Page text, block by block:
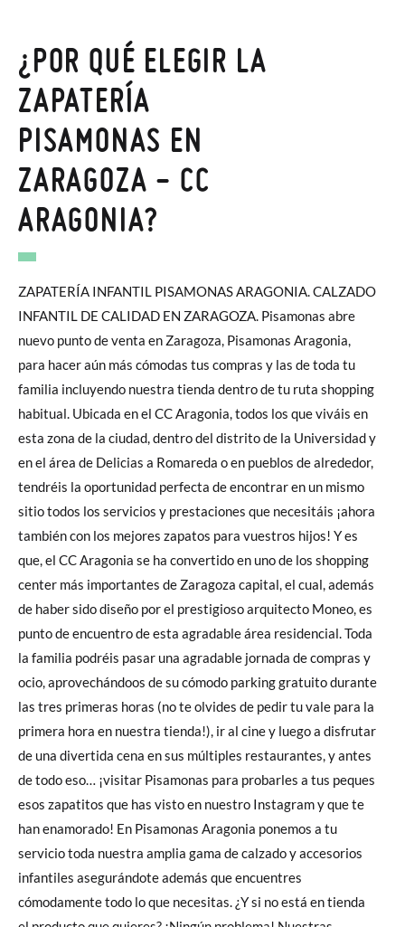
¿POR QUÉ ELEGIR LA
ZAPATERÍA
PISAMONAS EN
ZARAGOZA - CC
ARAGONIA?
ZAPATERÍA INFANTIL PISAMONAS ARAGONIA. CALZADO
INFANTIL DE CALIDAD EN ZARAGOZA. Pisamonas abre
nuevo punto de venta en Zaragoza, Pisamonas Aragonia,
para hacer aún más cómodas tus compras y las de toda tu
familia incluyendo nuestra tienda dentro de tu ruta shopping
habitual. Ubicada en el CC Aragonia, todos los que viváis en
esta zona de la ciudad, dentro del distrito de la Universidad y
en el área de Delicias a Romareda o en pueblos de alrededor,
tendréis la oportunidad perfecta de encontrar en un mismo
sitio todos los servicios y prestaciones que necesitáis ¡ahora
también con los mejores zapatos para vuestros hijos! Y es
que, el CC Aragonia se ha convertido en uno de los shopping
center más importantes de Zaragoza capital, el cual, además
de haber sido diseño por el prestigioso arquitecto Moneo, es
punto de encuentro de esta agradable área residencial. Toda
la familia podréis pasar una agradable jornada de compras y
ocio, aprovechándoos de su cómodo parking gratuito durante
las tres primeras horas (no te olvides de pedir tu vale para la
primera hora en nuestra tienda!), ir al cine y luego a disfrutar
de una divertida cena en sus múltiples restaurantes, y antes
de todo eso… ¡visitar Pisamonas para probarles a tus peques
esos zapatitos que has visto en nuestro Instagram y que te
han enamorado! En Pisamonas Aragonia ponemos a tu
servicio toda nuestra amplia gama de calzado y accesorios
infantiles asegurándote además que encuentres
cómodamente todo lo que necesitas. ¿Y si no está en tienda